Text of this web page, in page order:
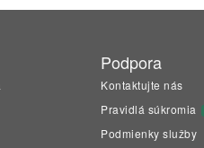
Podpora
Kontaktujte nás
Pravidlá súkromia
Podmienky služby